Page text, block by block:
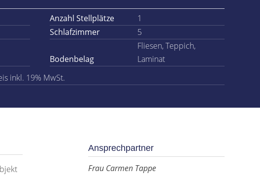
Anzahl Stellplätze
1
Schlafzimmer 5
Bodenbelag
Fliesen, Teppich,
Laminat
inkl. 19% MwSt.
Ansprechpartner
Frau Carmen Tappe